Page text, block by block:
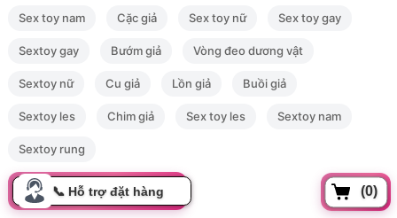
(0)
Sex toy nam Cặc giả Sex toy nữ Sex toy gay
Sextoy gay Bướm giả Vòng đeo dương vật
Sextoy nữ Cu giả Lồn giả Buồi giả
Sextoy les Chim giả Sex toy les Sextoy nam
Sextoy rung